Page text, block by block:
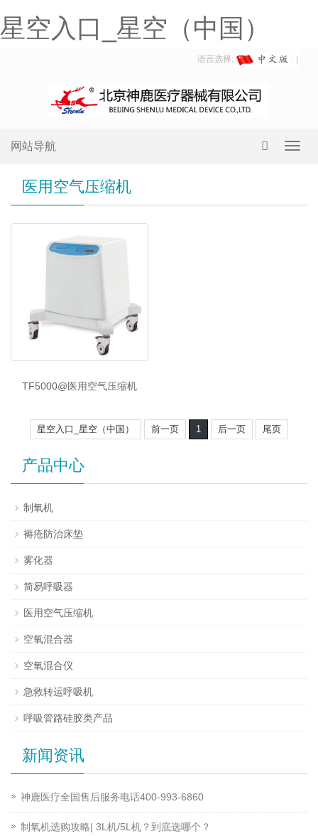
星空入口_星空（中国）
语言选择:
网站导航
医用空气压缩机
TF5000@医用空气压缩机
星空入口_星空（中国） 前一页 1 后一页 尾页
产品中心
制氧机
褥疮防治床垫
雾化器
简易呼吸器
医用空气压缩机
空氧混合器
空氧混合仪
急救转运呼吸机
呼吸管路硅胶类产品
新闻资讯
神鹿医疗全国售后服务电话400-993-6860
制氧机选购攻略| 3L机/5L机？到底选哪个？